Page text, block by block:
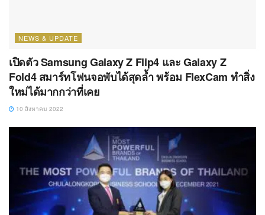
NEWS & UPDATE
เปิดตัว Samsung Galaxy Z Flip4 และ Galaxy Z
Fold4 สมาร์ทโฟนจอพับได้สุดล้ำ พร้อม FlexCam ทำสิ่ง
ใหม่ได้มากกว่าที่เคย
10 สิงหาคม 2022